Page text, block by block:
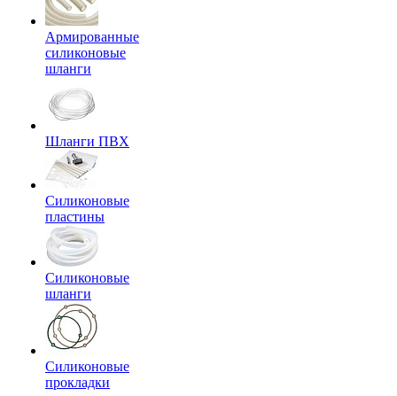
Армированные
силиконовые
шланги
Шланги ПВХ
Силиконовые
пластины
Силиконовые
шланги
Силиконовые
прокладки